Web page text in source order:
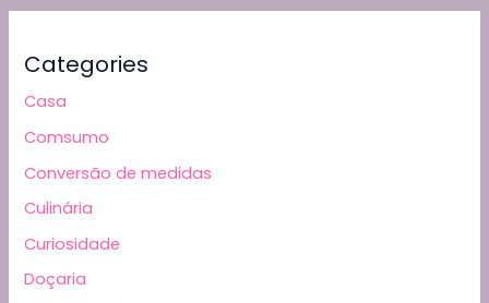
Categories
Casa
Comsumo
Conversão de medidas
Culinária
Curiosidade
Doçaria